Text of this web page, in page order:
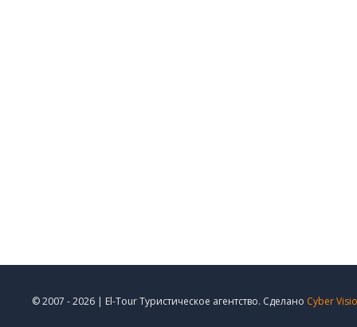
© 2007 - 2026 | El-Tour Туристическое агентство. Сделано Cyber